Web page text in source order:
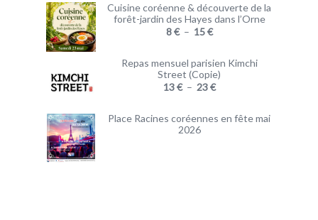
Cuisine coréenne & découverte de la
forêt-jardin des Hayes dans l’Orne
8€ – 15€
Repas mensuel parisien Kimchi
Street (Copie)
13€ – 23€
Place Racines coréennes en fête mai
2026